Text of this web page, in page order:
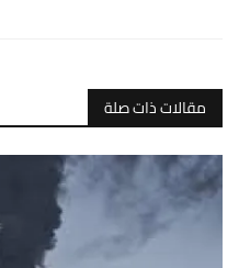
مقالات ذات صلة